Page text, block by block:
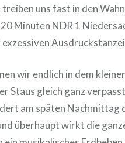
uns fast in den
Minuten NDR 1
wir endlich in dem
Staus gleich ganz
am späten Nachmittag
überhaupt wirkt die